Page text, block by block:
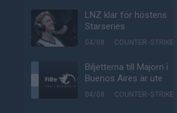
LNZ klar för höstens
Starseries
04/08 COUNTER-STRIKE
Biljetterna till Majorn i
Buenos Aires är ute
04/08 COUNTER-STRIKE